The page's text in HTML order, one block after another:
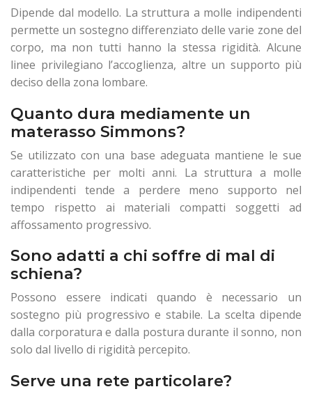
Dipende dal modello. La struttura a molle indipendenti
permette un sostegno differenziato delle varie zone del
corpo, ma non tutti hanno la stessa rigidità. Alcune
linee privilegiano l’accoglienza, altre un supporto più
deciso della zona lombare.
Quanto dura mediamente un
materasso Simmons?
Se utilizzato con una base adeguata mantiene le sue
caratteristiche per molti anni. La struttura a molle
indipendenti tende a perdere meno supporto nel
tempo rispetto ai materiali compatti soggetti ad
affossamento progressivo.
Sono adatti a chi soffre di mal di
schiena?
Possono essere indicati quando è necessario un
sostegno più progressivo e stabile. La scelta dipende
dalla corporatura e dalla postura durante il sonno, non
solo dal livello di rigidità percepito.
Serve una rete particolare?